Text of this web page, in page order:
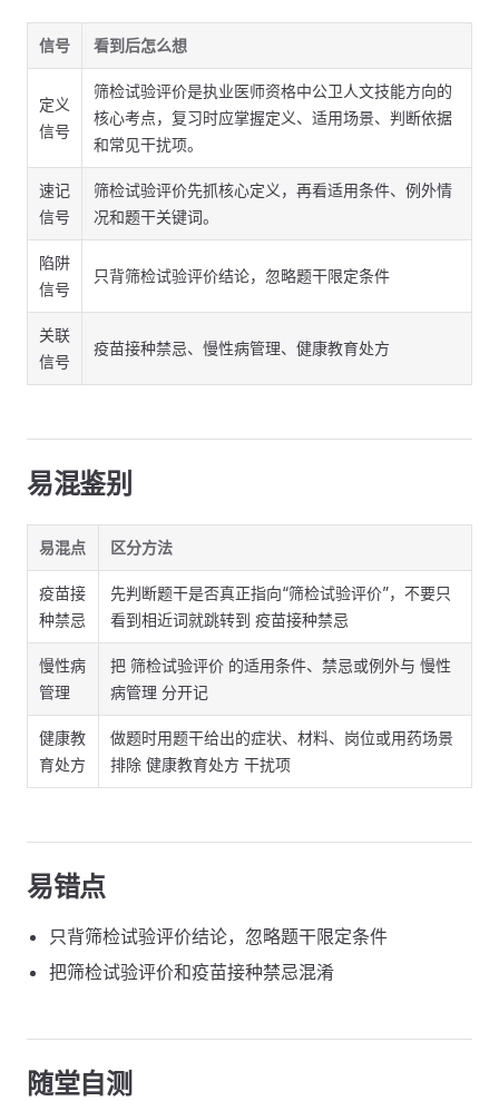
信号 看到后怎么想
定义
信号
筛检试验评价是执业医师资格中公卫人文技能方向的
核心考点，复习时应掌握定义、适用场景、判断依据
和常见干扰项。
速记
信号
筛检试验评价先抓核心定义，再看适用条件、例外情
况和题干关键词。
陷阱
信号
只背筛检试验评价结论，忽略题干限定条件
关联
信号
疫苗接种禁忌、慢性病管理、健康教育处方
易混鉴别
易混点 区分方法
疫苗接
种禁忌
先判断题干是否真正指向“筛检试验评价”，不要只
看到相近词就跳转到 疫苗接种禁忌
慢性病
管理
把 筛检试验评价 的适用条件、禁忌或例外与 慢性
病管理 分开记
健康教
育处方
做题时用题干给出的症状、材料、岗位或用药场景
排除 健康教育处方 干扰项
易错点
只背筛检试验评价结论，忽略题干限定条件
把筛检试验评价和疫苗接种禁忌混淆
随堂自测